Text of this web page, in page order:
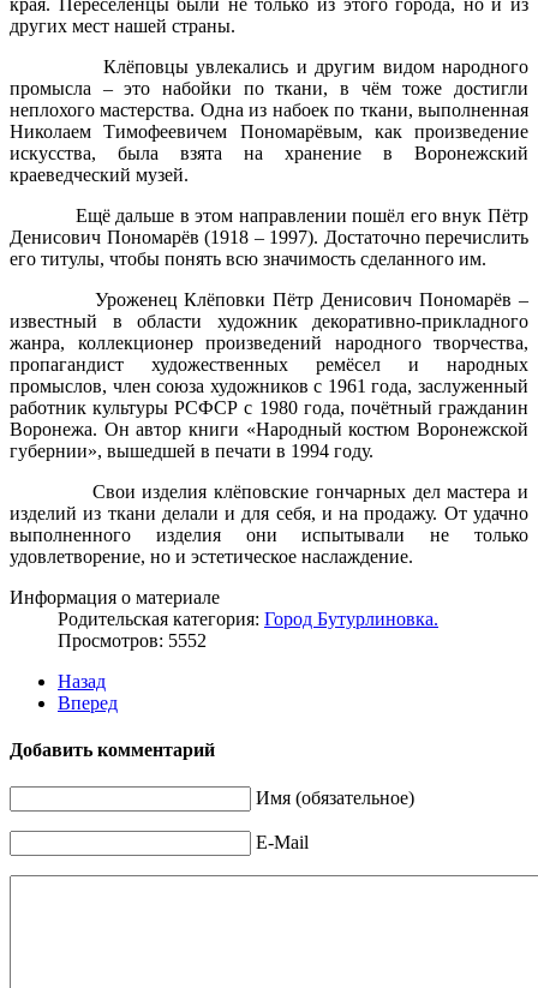
других мест нашей страны.
Клёповцы увлекались и другим видом народного
промысла – это набойки по ткани, в чём тоже достигли
неплохого мастерства. Одна из набоек по ткани, выполненная
Николаем Тимофеевичем Пономарёвым, как произведение
искусства, была взята на хранение в Воронежский
краеведческий музей.
Ещё дальше в этом направлении пошёл его внук Пётр
Денисович Пономарёв (1918 – 1997). Достаточно перечислить
его титулы, чтобы понять всю значимость сделанного им.
Уроженец Клёповки Пётр Денисович Пономарёв –
известный в области художник декоративно-прикладного
жанра, коллекционер произведений народного творчества,
пропагандист художественных ремёсел и народных
промыслов, член союза художников с 1961 года, заслуженный
работник культуры РСФСР с 1980 года, почётный гражданин
Воронежа. Он автор книги «Народный костюм Воронежской
губернии», вышедшей в печати в 1994 году.
Свои изделия клёповские гончарных дел мастера и
изделий из ткани делали и для себя, и на продажу. От удачно
выполненного изделия они испытывали не только
удовлетворение, но и эстетическое наслаждение.
Информация о материале
Родительская категория: Город Бутурлиновка.
Просмотров: 5552
Назад
Вперед
Добавить комментарий
Имя (обязательное)
E-Mail